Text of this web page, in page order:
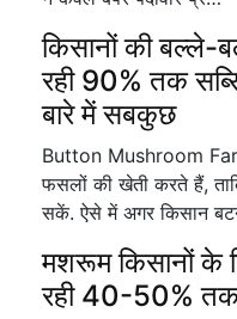
किसानों की
रही 90% तक
बारे में सबकुछ
Button Mushroom
फसलों की खेती करते हैं,
सकें. ऐसे में अगर किसान
मशरूम किसानों के
रही 40-50% तक